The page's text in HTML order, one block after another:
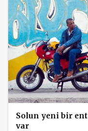
Solun yeni bir
var